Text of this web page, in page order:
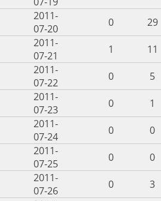
2011-
07-20
0 29
2011-
07-21
1 11
2011-
07-22
0 5
2011-
07-23
0 1
2011-
07-24
0 0
2011-
07-25
0 0
2011-
07-26
0 3